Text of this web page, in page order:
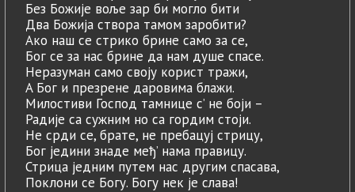
Без Божије воље зар би могло бити
Два Божија створа тамом заробити?
Ако наш се стрико брине само за се,
Бог се за нас брине да нам душе спасе.
Неразуман само своју корист тражи,
A Бог и презрене даровима блажи.
Милостиви Господ тамнице с’ не боји –
Радије са сужним но са гордим стоји.
Нe срди се, брате, не пребацуј стрицу,
Бог једини знаде међ’ нама правицу.
Стрица једним путем нас другим спасава,
Поклони cе Богу. Богу нек је слава!